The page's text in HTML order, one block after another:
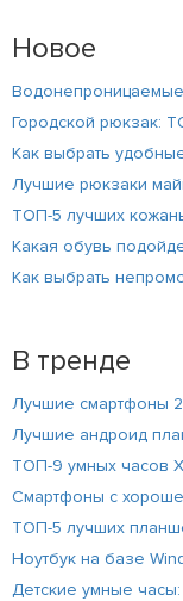
Новое
Городской рюкзак:
Как выбрать
Лучшие рюкзаки
ТОП-5 лучших
Какая обувь
Как выбрать
В тренде
Лучшие смартфоны
Лучшие андроид
ТОП-9 умных часов
Смартфоны с
ТОП-5 лучших
Ноутбук на базе
Детские умные